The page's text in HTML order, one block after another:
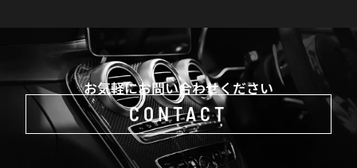
お気軽にお問い合わせください
CONTACT